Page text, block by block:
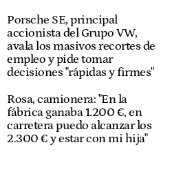
Porsche SE, principal
accionista del Grupo VW,
avala los masivos recortes de
empleo y pide tomar
decisiones "rápidas y firmes"
Rosa, camionera: "En la
fábrica ganaba 1.200 €, en
carretera puedo alcanzar los
2.300 € y estar con mi hija"